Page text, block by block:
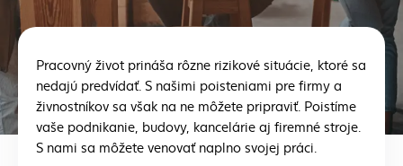
Pracovný život prináša rôzne rizikové situácie, ktoré sa
nedajú predvídať. S našimi poisteniami pre firmy a
živnostníkov sa však na ne môžete pripraviť. Poistíme
vaše podnikanie, budovy, kancelárie aj firemné stroje.
S nami sa môžete venovať naplno svojej práci.